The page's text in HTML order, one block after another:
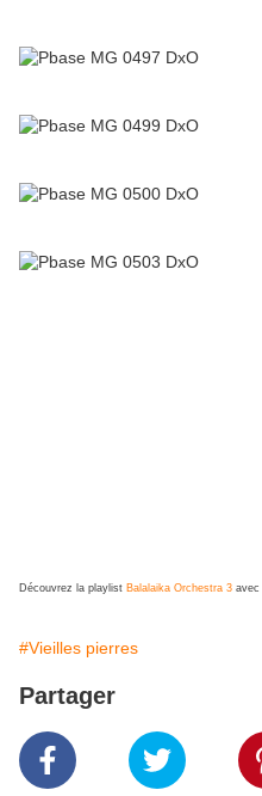
Découvrez la playlist Balalaika Orchestra 3 avec
#Vieilles pierres
Partager